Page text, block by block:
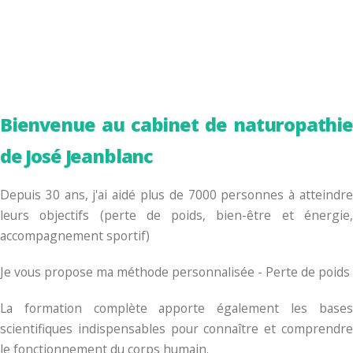
Bienvenue au cabinet de naturopathie
de José Jeanblanc
Depuis 30 ans, j'ai aidé plus de 7000 personnes à atteindre
leurs objectifs (perte de poids, bien-être et énergie,
accompagnement sportif)
Je vous propose ma méthode personnalisée - Perte de poids
La formation complète apporte également les bases
scientifiques indispensables pour connaître et comprendre
le fonctionnement du corps humain.